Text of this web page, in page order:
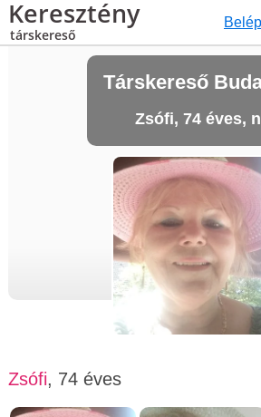
Keresztény
társkereső
Társkereső
Zsófi, 74 éves,
Zsófi, 74 éves